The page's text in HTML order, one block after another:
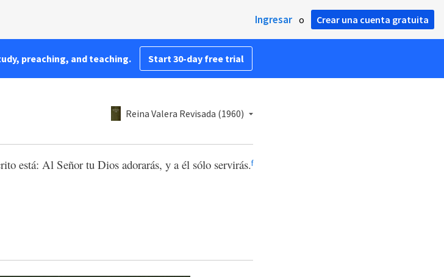
Ingresar o Crear una cuenta gratuita
preaching, and teaching. Start 30-day free trial
Reina Valera Revisada (1960)
está: Al Señor tu Dios adorarás, y a él sólo servirás.f